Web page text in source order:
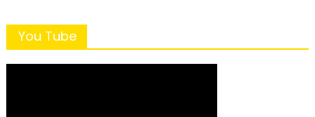
You Tube